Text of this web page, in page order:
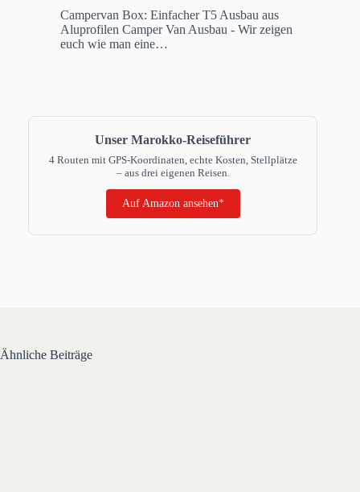
Campervan Box: Einfacher T5 Ausbau aus
Aluprofilen Camper Van Ausbau - Wir zeigen
euch wie man eine…
Unser Marokko-Reiseführer
4 Routen mit GPS-Koordinaten, echte Kosten, Stellplätze
– aus drei eigenen Reisen.
Auf Amazon ansehen*
Ähnliche Beiträge